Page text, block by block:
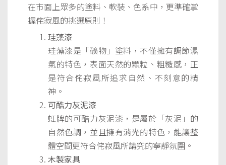
在市面上眾多的塗料、軟裝、色系中，更準確掌
握侘寂風的挑選原則！
珪藻漆
珪藻漆是「礦物」塗料，不僅擁有調節濕
氣的特色，表面天然的顆粒、粗糙感，正
是符合侘寂風所追求自然、不刻意的精
神。
可酷力灰泥漆
虹牌的可酷力灰泥漆，是屬於「灰泥」的
自然色調，並且擁有消光的特色，能讓整
體空間更符合侘寂風所講究的寧靜氛圍。
木製家具